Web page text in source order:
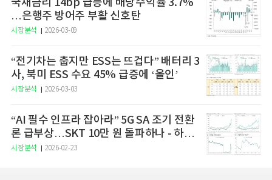
국채금리 14bp 급등에 배당수익률 3.7%
…은행주 방어주 부활 신호탄
시장분석 2026-03-09
“전기차는 춥지만 ESS는 뜨겁다” 배터리 3
사, 북미 ESS 수요 45% 급증에 ‘올인’
시장분석 2026-03-03
“AI 필수 인프라 잡아라” 5G SA 조기 전환
론 급부상…SKT 10만 원 돌파하나 - 하나
증권
시장분석 2026-02-23